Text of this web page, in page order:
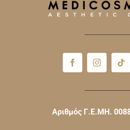
Αριθμός Γ.Ε.ΜΗ.